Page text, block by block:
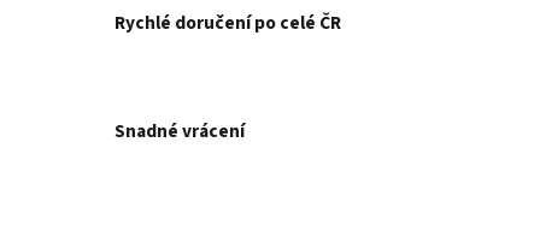
Rychlé doručení po celé ČR
Snadné vrácení